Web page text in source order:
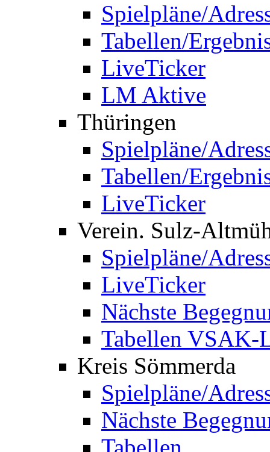
Spielpläne/
Tabellen/
LiveTicker
LM Aktive
Thüringen
Spielpläne/
Tabellen/
LiveTicker
Verein. Sulz-
Spielpläne/
LiveTicker
Nächste
Tabellen VSAK-
Kreis Sömmerda
Spielpläne/
Nächste